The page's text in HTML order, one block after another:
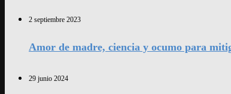
2 septiembre 2023
Amor de madre, ciencia y ocumo para
29 junio 2024